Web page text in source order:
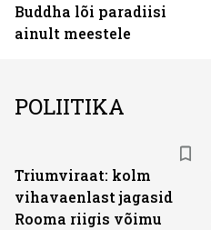
Buddha lõi paradiisi
ainult meestele
POLIITIKA
Triumviraat: kolm
vihavaenlast jagasid
Rooma riigis võimu